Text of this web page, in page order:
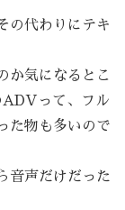
の代わりにテキ
か気になるとこ
って、フル
た物も多いので
音声だけだった